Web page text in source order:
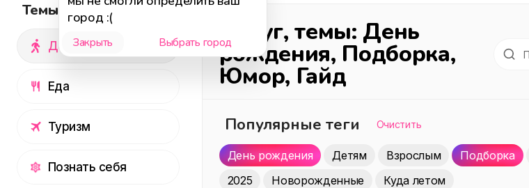
город :(
Закрыть Выбрать город
Темы
Досуг
Еда
Туризм
Познать себя
Досуг, темы: День
рождения, Подборка,
Юмор, Гайд
Популярные теги Очистить
День рождения Детям Взрослым Подборка
2025
Новорожденные Куда летом